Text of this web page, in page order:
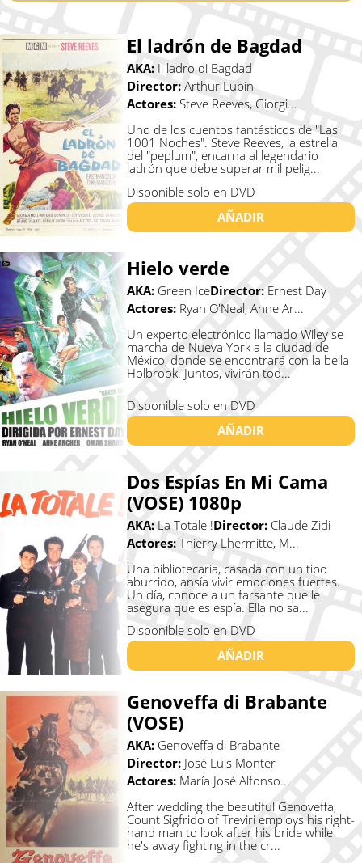
El ladrón de Bagdad
AKA:Il ladro di Bagdad
Director:Arthur Lubin
Actores: Steve Reeves, Giorgi...
Uno de los cuentos fantásticos de "Las
1001 Noches". Steve Reeves, la estrella
del "peplum", encarna al legendario
ladrón que debe superar mil pelig...
Disponible solo en DVD
AÑADIR
Hielo verde
AKA: Green IceDirector: Ernest Day
Actores: Ryan O'Neal, Anne Ar...
Un experto electrónico llamado Wiley se
marcha de Nueva York a la ciudad de
México, donde se encontrará con la bella
Holbrook. Juntos, vivirán tod...
Disponible solo en DVD
AÑADIR
Dos Espías En Mi Cama
(VOSE) 1080p
AKA:La Totale !Director: Claude Zidi
Actores: Thierry Lhermitte, M...
Una bibliotecaria, casada con un tipo
aburrido, ansía vivir emociones fuertes.
Un día, conoce a un farsante que le
asegura que es espía. Ella no sa...
Disponible solo en DVD
AÑADIR
Genoveffa di Brabante
(VOSE)
AKA: Genoveffa di Brabante
Director: José Luis Monter
Actores: María José Alfonso...
After wedding the beautiful Genoveffa,
Count Sigfrido of Treviri employs his right-
hand man to look after his bride while
he's away fighting in the cr...